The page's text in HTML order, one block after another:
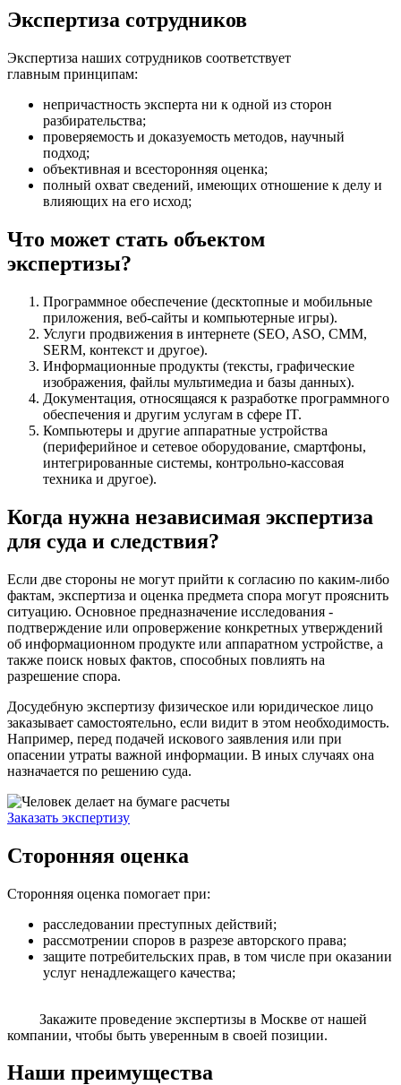
Экспертиза сотрудников
Экспертиза наших сотрудников соответствует
главным принципам:
непричастность эксперта ни к одной из сторон
разбирательства;
проверяемость и доказуемость методов, научный
подход;
объективная и всесторонняя оценка;
полный охват сведений, имеющих отношение к делу и
влияющих на его исход;
Что может стать объектом
экспертизы?
Программное обеспечение (десктопные и мобильные
приложения, веб-сайты и компьютерные игры).
Услуги продвижения в интернете (SEO, ASO, СММ,
SERM, контекст и другое).
Информационные продукты (тексты, графические
изображения, файлы мультимедиа и базы данных).
Документация, относящаяся к разработке программного
обеспечения и другим услугам в сфере IT.
Компьютеры и другие аппаратные устройства
(периферийное и сетевое оборудование, смартфоны,
интегрированные системы, контрольно-кассовая
техника и другое).
Когда нужна независимая экспертиза
для суда и следствия?
Если две стороны не могут прийти к согласию по каким-либо
фактам, экспертиза и оценка предмета спора могут прояснить
ситуацию. Основное предназначение исследования -
подтверждение или опровержение конкретных утверждений
об информационном продукте или аппаратном устройстве, а
также поиск новых фактов, способных повлиять на
разрешение спора.
Досудебную экспертизу физическое или юридическое лицо
заказывает самостоятельно, если видит в этом необходимость.
Например, перед подачей искового заявления или при
опасении утраты важной информации. В иных случаях она
назначается по решению суда.
Заказать экспертизу
Сторонняя оценка
Сторонняя оценка помогает при:
расследовании преступных действий;
рассмотрении споров в разрезе авторского права;
защите потребительских прав, в том числе при оказании
услуг ненадлежащего качества;
Закажите проведение экспертизы в Москве от нашей
компании, чтобы быть уверенным в своей позиции.
Наши преимущества